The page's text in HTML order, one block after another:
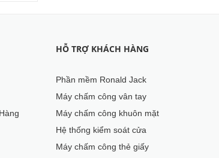
HỖ TRỢ KHÁCH HÀNG
Phần mềm Ronald Jack
Máy chấm công vân tay
Máy chấm công khuôn mặt
Hệ thống kiểm soát cửa
Máy chấm công thẻ giấy